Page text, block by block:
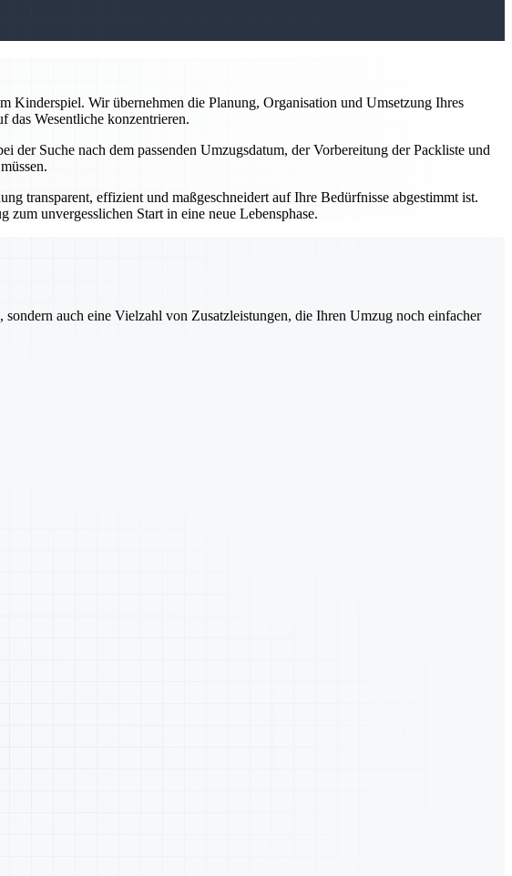
Kinderspiel. Wir übernehmen die Planung, Organisation und Umsetzung Ihres
das Wesentliche konzentrieren.
der Suche nach dem passenden Umzugsdatum, der Vorbereitung der Packliste und
transparent, effizient und maßgeschneidert auf Ihre Bedürfnisse abgestimmt ist.
unvergesslichen Start in eine neue Lebensphase.
auch eine Vielzahl von Zusatzleistungen, die Ihren Umzug noch einfacher